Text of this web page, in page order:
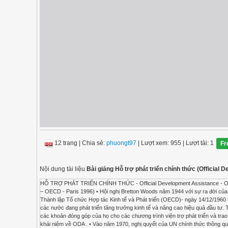
12 trang Chia sẻ: phuongt97 | Lượt xem: 955 | Lượt tải: 1
Nội dung tài liệu Bài giảng Hỗ trợ phát triển chính thức (Official
HỖ TRỢ PHÁT TRIỂN CHÍNH THỨC - Official Development Assistance - ODA 1. Khái niệm Quá trình ra đời và phát triển (Story of official development assistance – Helmut Fuhrer – OECD - Paris 1996) • Hội nghị Bretton Woods năm 1944 với sự ra đời của WB, IMF • Ý tưởng dựa trên kế hoạch Marshall (1947) của Hoa Kỳ sau chiến tranh thế giới lần thứ hai • Thành lập Tổ chức Hợp tác Kinh tế và Phát triển (OECD)- ngày 14/12/1960 tại Paris. OECD lập ra Uỷ ban Hỗ trợ Phát triển (Development Assistance Committee-DAC) nhằm giúp các nước đang phát triển tăng trưởng kinh tế và nâng cao hiệu quả đầu tư. Thành viên ban đầu của DAC là 18 nước. Theo định kỳ các nước thành viên DAC thông báo cho Uỷ ban các khoản đóng góp của họ cho các chương trình viện trợ phát triển và trao đổi với nhau các vấn đề liên quan tới chính sách viện trợ phát triển Năm 1969, lần đầu tiên DAC đưa ra khái niệm về ODA . • Vào năm 1970, nghị quyết của UN chính thức thông qua chỉ tiêu các nước giàu hàng năm phải trích 0,7% GNP của mình để thực hiện nghĩa vụ đối với các nước nghèo. Các thành viên của DAC hiện nay và ngày gia nhập Australia France Luxembourg Sweden Member since 1966. Member since1961. Member since 1992. Member since 1965. Austria Germany Netherlands Switzerland Member since 1965. Member since 1961. Member since 1961. Member since 1968. Belgium Greece New Zealand United Kingdom Member since 1961. Member since 1999. Member since 1973. Member since 1961. Canada Ireland Norway United States Member since 1961. Member since 1985. Member since 1962. Member since 1961. Denmark Italy Portugal Commission of the European Communities Member since 1963. Member since 1961. Joined the DAC in 1961, withdrew in 1974 and Member since 1961. Finland Japan re-joined in 1991. Member since 1975. Member since 1961. Spain Member since 1991. Khái niệm của DAC • ODA là những luồng tài chính chuyển tới các nước đang phát triển và tới những tổ chức đa phương để chuyển tới các nước đang phát triển mà: – được cung cấp bởi các tổ chức chính phủ (trung ương và địa phương) hoặc bởi cơ quan điều hành của các tổ chức này; – có mục tiêu chính là thúc đẩy tăng trưởng kinh tế và phúc lợi của các nước đang phát triển; – mang tính chất ưu đãi và có yếu tố không hoàn lại ≥ 25% (được tính với tỷ suất chiết khấu 10%) Khái niệm của Việt Nam (Theo NĐ/2006/NĐCP) • Hỗ trợ phát triển chính thức là hoạt động hợp tác phát triển giữa Nhà nước hoặc Chính phủ nước Cộng hòa xã hội chủ nghĩa Việt Nam với nhà tài trợ là chính phủ nước ngoài, các tổ chức tài trợ song phương và các tổ chức liên quốc gia hoặc liên chính phủ. 2. Đặc điểm - Các nhà tài trợ (Donors) bao gồm: + Chính phủ các nước chủ yếu là các nước phát triển hoặc tương đối phát triển (cấp ODA dưới dạng này còn gọi là ODA song phương, cấp ODA mà nhà tài trợ không phải là các chính phủ gọi là ODA đa phương, xuất phát từ các tổ chức dưới đây). + Tổ chức liên chính phủ: EC, OECD + Tổ chức thuộc Liên hợp quốc (United Nations): UNCTAD United Nations Conference on Trade and Developmen, UNDP United Nations Development Programme, UNICEF United Nations Children’s Fund, UNIDO United Nations Industrial Development Organisation, WFP World Food Programme, FAO 52.8% Food and Agricultural Organisation, UNESCO 25.0% United Nations Educational, Scientific and Cultural Organisation, WHO 75.4% World Health Organisation + Tổ chức tài chính quốc tế: IMF, WB, WTO (PRGF Trust, MIGA Multilateral Investment Guarantee Agency), các ngân hàng phát triển khu vực (AsDB Asian Development Bank, Afr.DB African Development Bank + Các tổ chức phi chính phủ (NGO)1 VN hiện có khoảng 485 tổ chức phi chính phủ nước ngoài thuộc 26 nước công nghiệp phát triển và các nước công nghiệp mới hoạt động viện trợ tại Việt Nam, trong đó có 369 tổ chức thường xuyên có mặt ở Việt Nam, có dự án, đối tác cụ thể, được cơ quan có thẩm quyền của Việt Nam cấp giấy phép hoạt động. - Mỗi chính phủ sẽ có các cơ quan riêng để quản lí việc cấp ODA, VD: 1 VN hiện có khoảng